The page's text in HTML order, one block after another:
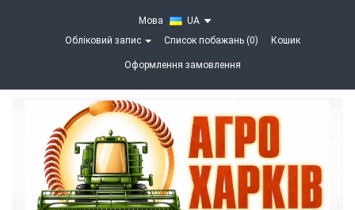
Мова
UA
Обліковий запис
Список побажань (0) Кошик
Оформлення замовлення